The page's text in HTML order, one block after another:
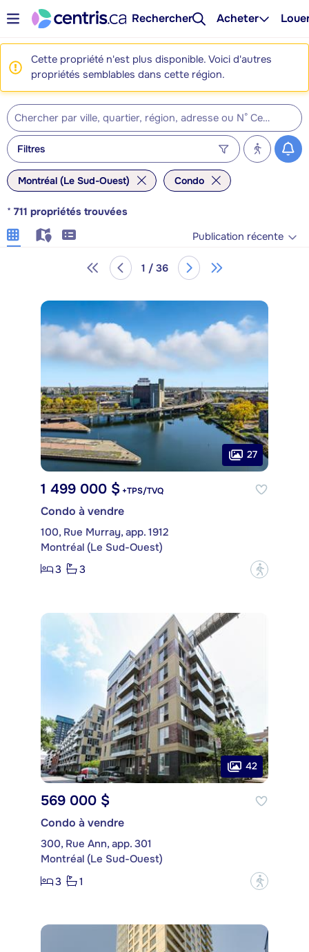
Rechercher Acheter
Cette propriété n'est plus disponible. Voici d'autres
propriétés semblables dans cette région.
Filtres
Montréal (Le Sud-Ouest) Condo
* 711 propriétés trouvées
Publication récente
1 / 36
27
1 499 000 $ +TPS/TVQ
Condo à vendre
100, Rue Murray, app. 1912
Montréal (Le Sud-Ouest)
3
3 ?
42
569 000 $
Condo à vendre
300, Rue Ann, app. 301
Montréal (Le Sud-Ouest)
3
1 ?